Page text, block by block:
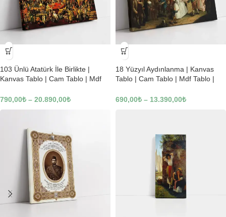
-23%
103 Ünlü Atatürk İle Birlikte |
Kanvas Tablo | Cam Tablo | Mdf
790,00₺ – 20.890,00₺
-23%
18 Yüzyıl Aydınlanma | Kanvas
Tablo | Cam Tablo | Mdf Tablo |
690,00₺ – 13.390,00₺